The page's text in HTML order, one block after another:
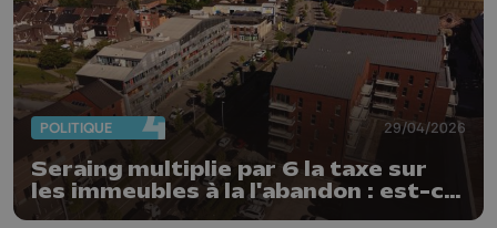
POLITIQUE 29/04/2026
Seraing multiplie par 6 la taxe sur
les immeubles à la l'abandon : est-ce
un succès ?